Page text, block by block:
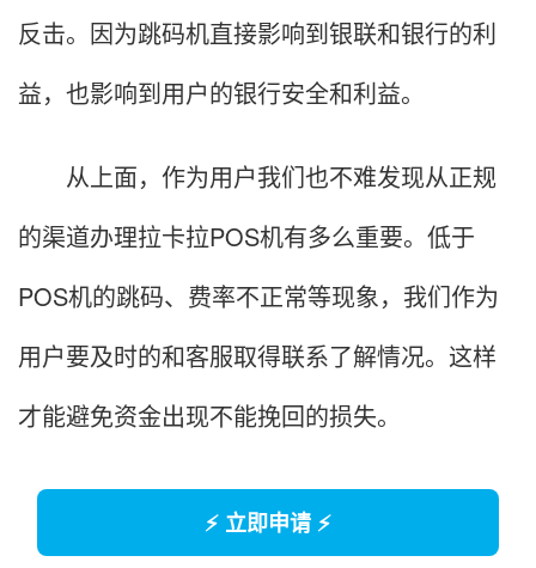
反击。因为跳码机直接影响到银联和银行的利
益，也影响到用户的银行安全和利益。
从上面，作为用户我们也不难发现从正规
的渠道办理拉卡拉POS机有多么重要。低于
POS机的跳码、费率不正常等现象，我们作为
用户要及时的和客服取得联系了解情况。这样
才能避免资金出现不能挽回的损失。
⚡ 立即申请 ⚡